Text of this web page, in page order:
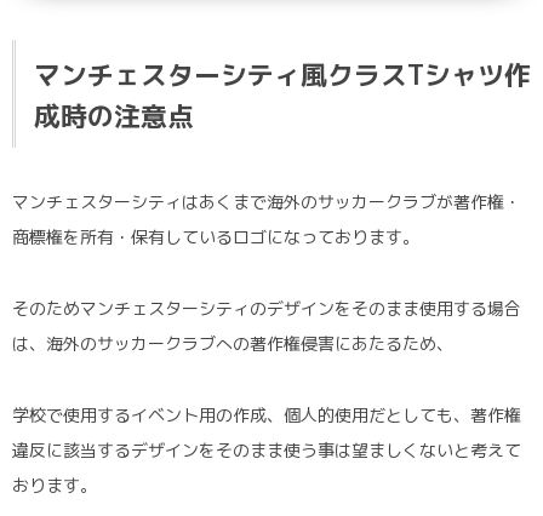
マンチェスターシティ風クラスTシャツ作
成時の注意点
マンチェスターシティはあくまで海外のサッカークラブが著作権・
商標権を所有・保有しているロゴになっております。
そのためマンチェスターシティのデザインをそのまま使用する場合
は、海外のサッカークラブへの著作権侵害にあたるため、
学校で使用するイベント用の作成、個人的使用だとしても、著作権
違反に該当するデザインをそのまま使う事は望ましくないと考えて
おります。